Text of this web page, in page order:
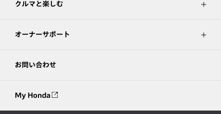
クルマと楽しむ
オーナーサポート
お問い合わせ
My Honda